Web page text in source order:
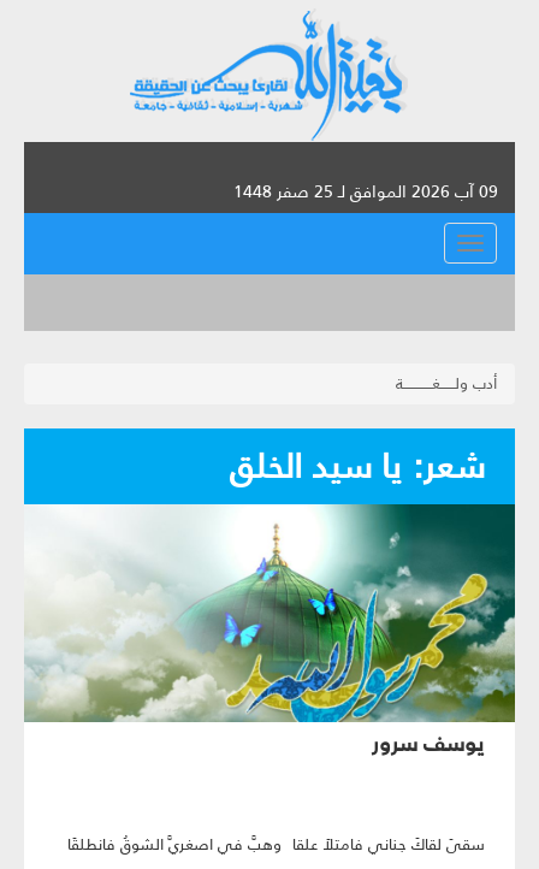
09 آب 2026 الموافق لـ 25 صفر 1448
القائمة
أدب ولــــــغــــــــــــة
شعر: يا سيد الخلق
يوسف سرور
سقىَ لقاكَ جناني فامتلاَ علقا وهبَّ في اصغريَّ الشوقُ فانطلقَا